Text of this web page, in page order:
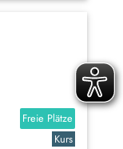
Freie Plätze
Kurs